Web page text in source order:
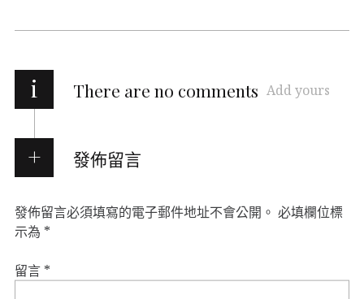
i There are no comments Add yours
發佈留言
發佈留言必須填寫的電子郵件地址不會公開。 必填欄位標
示為 *
留言 *